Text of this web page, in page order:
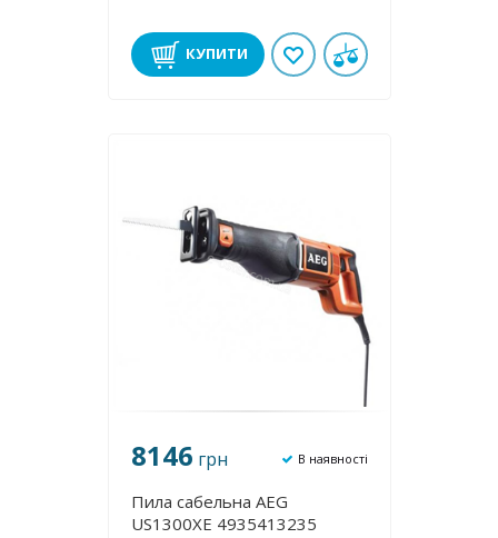
КУПИТИ
8146 грн В наявності
Пила сабельна AEG
US1300XE 4935413235